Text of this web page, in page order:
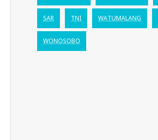
SAR TNI WATUMALANG
WONOSOBO